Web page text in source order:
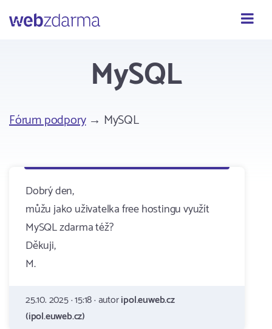
Webzdarma
MySQL
Fórum podpory→ MySQL
Dobrý den,
můžu jako uživatelka free hostingu využít
MySQL zdarma též?
Děkuji,
M.
25.10. 2025 · 15:18 · autoripol.euweb.cz
(ipol.euweb.cz)